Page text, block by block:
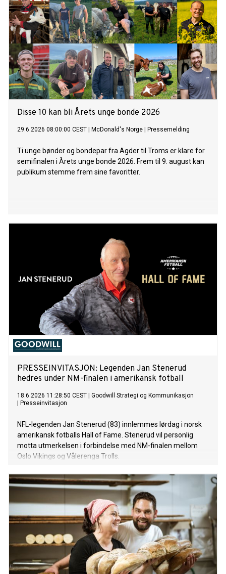
Disse 10 kan bli Årets unge bonde 2026
29.6.2026 08:00:00 CEST McDonald's Norge Pressemelding
Ti unge bønder og bondepar fra Agder til Troms er klare for
semifinalen i Årets unge bonde 2026. Frem til 9. august kan
publikum stemme frem sine favoritter.
PRESSEINVITASJON: Legenden Jan Stenerud
hedres under NM-finalen i amerikansk fotball
18.6.2026 11:28:50 CEST
Goodwill Strategi og Kommunikasjon
Presseinvitasjon
NFL-legenden Jan Stenerud (83) innlemmes lørdag i norsk
amerikansk fotballs Hall of Fame. Stenerud vil personlig
motta utmerkelsen i forbindelse med NM-finalen mellom
Oslo Vikings og Vålerenga Trolls.